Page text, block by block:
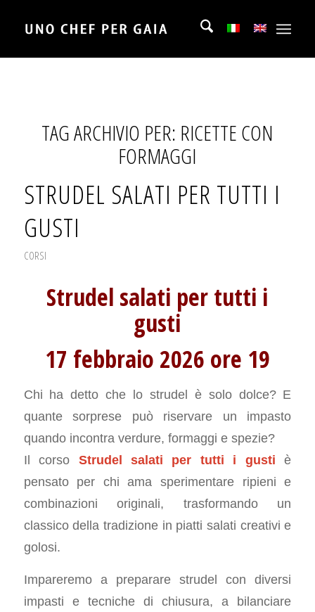
TAG ARCHIVIO PER: RICETTE CON
FORMAGGI
STRUDEL SALATI PER TUTTI I
GUSTI
CORSI
Strudel salati per tutti i
gusti
17 febbraio 2026 ore 19
Chi ha detto che lo strudel è solo dolce? E
quante sorprese può riservare un impasto
quando incontra verdure, formaggi e spezie?
Il corso Strudel salati per tutti i gusti è
pensato per chi ama sperimentare ripieni e
combinazioni originali, trasformando un
classico della tradizione in piatti salati creativi e
golosi.
Impareremo a preparare strudel con diversi
impasti e tecniche di chiusura, a bilanciare